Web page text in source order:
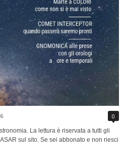
0
La lettura è riservata a tutti gli
sul sito. Se sei abbonato e non riesci